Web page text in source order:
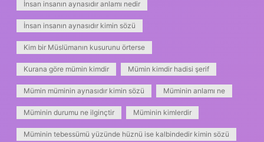
İnsan insanın aynasıdır anlamı nedir
İnsan insanın aynasıdır kimin sözü
Kim bir Müslümanın kusurunu örterse
Kurana göre mümin kimdir Mümin kimdir hadisi şerif
Mümin müminin aynasıdır kimin sözü Müminin anlamı ne
Müminin durumu ne ilginçtir Müminin kimlerdir
Müminin tebessümü yüzünde hüznü ise kalbindedir kimin sözü